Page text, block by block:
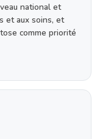
national et
et aux soins, et
comme priorité